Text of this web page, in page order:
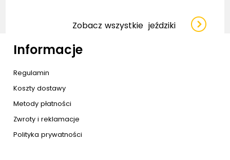
Zobacz wszystkie jeździki
Informacje
Regulamin
Koszty dostawy
Metody płatności
Zwroty i reklamacje
Polityka prywatności